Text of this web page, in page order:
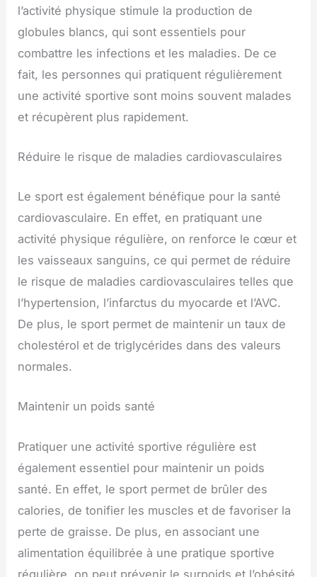
l’activité physique stimule la production de
globules blancs, qui sont essentiels pour
combattre les infections et les maladies. De ce
fait, les personnes qui pratiquent régulièrement
une activité sportive sont moins souvent malades
et récupèrent plus rapidement.
Réduire le risque de maladies cardiovasculaires
Le sport est également bénéfique pour la santé
cardiovasculaire. En effet, en pratiquant une
activité physique régulière, on renforce le cœur et
les vaisseaux sanguins, ce qui permet de réduire
le risque de maladies cardiovasculaires telles que
l’hypertension, l’infarctus du myocarde et l’AVC.
De plus, le sport permet de maintenir un taux de
cholestérol et de triglycérides dans des valeurs
normales.
Maintenir un poids santé
Pratiquer une activité sportive régulière est
également essentiel pour maintenir un poids
santé. En effet, le sport permet de brûler des
calories, de tonifier les muscles et de favoriser la
perte de graisse. De plus, en associant une
alimentation équilibrée à une pratique sportive
régulière, on peut prévenir le surpoids et l’obésité,